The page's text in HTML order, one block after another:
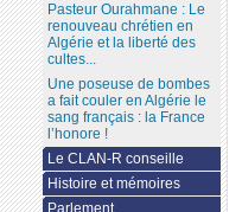
Pasteur Ourahmane : Le
renouveau chrétien en
Algérie et la liberté des
cultes...
Une poseuse de bombes
a fait couler en Algérie le
sang français : la France
l’honore !
Le CLAN-R conseille
Histoire et mémoires